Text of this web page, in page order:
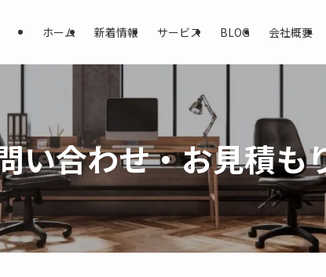
ホーム 新着情報 サービス BLOG 会社概要
い合わせ・お見積も